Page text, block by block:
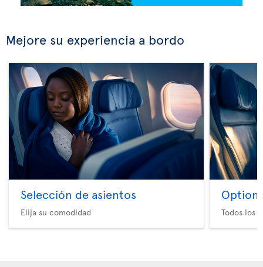
Mejore su experiencia a bordo
Selección de asientos
Elija su comodidad
Option
Todos los